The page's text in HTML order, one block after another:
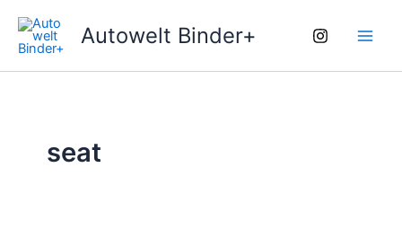
Inhalt
springen
Autowelt Binder+
seat